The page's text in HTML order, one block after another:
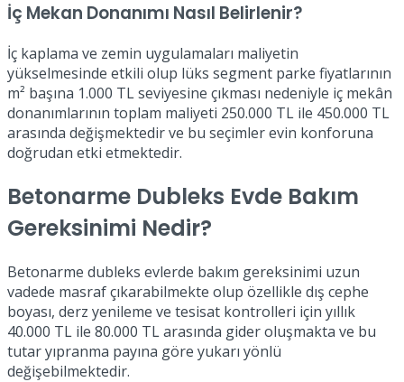
İç Mekan Donanımı Nasıl Belirlenir?
İç kaplama ve zemin uygulamaları maliyetin
yükselmesinde etkili olup lüks segment parke fiyatlarının
m² başına 1.000 TL seviyesine çıkması nedeniyle iç mekân
donanımlarının toplam maliyeti 250.000 TL ile 450.000 TL
arasında değişmektedir ve bu seçimler evin konforuna
doğrudan etki etmektedir.
Betonarme Dubleks Evde Bakım
Gereksinimi Nedir?
Betonarme dubleks evlerde bakım gereksinimi uzun
vadede masraf çıkarabilmekte olup özellikle dış cephe
boyası, derz yenileme ve tesisat kontrolleri için yıllık
40.000 TL ile 80.000 TL arasında gider oluşmakta ve bu
tutar yıpranma payına göre yukarı yönlü
değişebilmektedir.